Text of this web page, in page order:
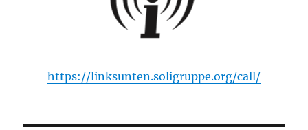
https://linksunten.soligruppe.org/call/